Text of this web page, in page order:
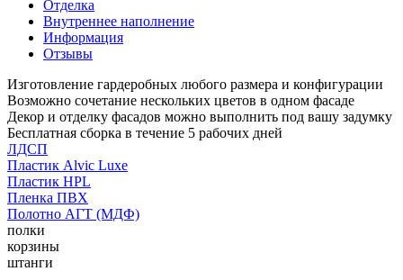
Отделка
Внутреннее наполнение
Информация
Отзывы
Изготовление гардеробных любого размера и конфигурации
Возможно сочетание нескольких цветов в одном фасаде
Декор и отделку фасадов можно выполнить под вашу задумку
Бесплатная сборка в течение 5 рабочих дней
ЛДСП
Пластик Alvic Luxe
Пластик HPL
Пленка ПВХ
Полотно АГТ (МДФ)
полки
корзины
штанги